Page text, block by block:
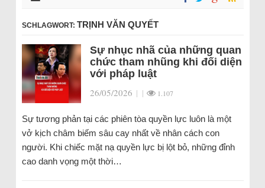
SCHLAGWORT: TRỊNH VĂN QUYẾT
Sự nhục nhã của những quan
chức tham nhũng khi đối diện
với pháp luật
26/05/2026 | | 1.107
Sự tương phản tại các phiên tòa quyền lực luôn là một
vở kịch châm biếm sâu cay nhất về nhân cách con
người. Khi chiếc mặt nạ quyền lực bị lột bỏ, những đỉnh
cao danh vọng một thời…